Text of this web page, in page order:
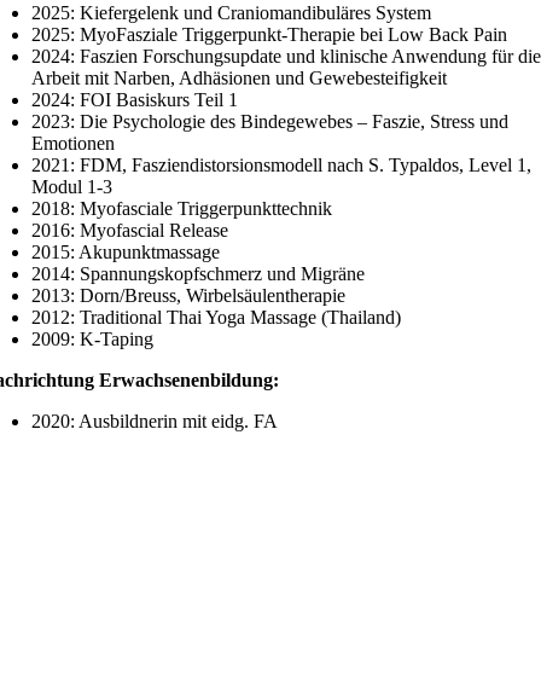
2025: Kiefergelenk und Craniomandibuläres System
2025: MyoFasziale Triggerpunkt-Therapie bei Low Back Pain
2024: Faszien Forschungsupdate und klinische Anwendung für die
Arbeit mit Narben, Adhäsionen und Gewebesteifigkeit
2024: FOI Basiskurs Teil 1
2023: Die Psychologie des Bindegewebes – Faszie, Stress und
Emotionen
2021: FDM, Fasziendistorsionsmodell nach S. Typaldos, Level 1,
Modul 1-3
2018: Myofasciale Triggerpunkttechnik
2016: Myofascial Release
2015: Akupunktmassage
2014: Spannungskopfschmerz und Migräne
2013: Dorn/Breuss, Wirbelsäulentherapie
2012: Traditional Thai Yoga Massage (Thailand)
2009: K-Taping
Erwachsenenbildung:
2020: Ausbildnerin mit eidg. FA